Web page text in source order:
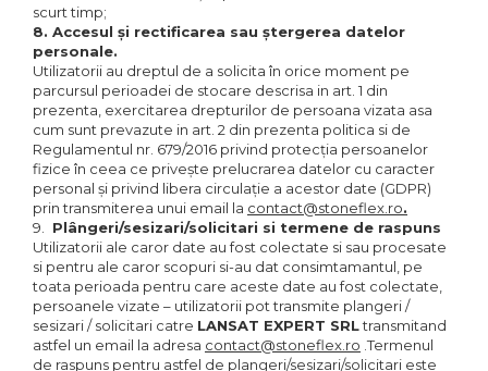
scurt timp;
8. Accesul și rectificarea sau ștergerea datelor
personale.
Utilizatorii au dreptul de a solicita în orice moment pe
parcursul perioadei de stocare descrisa in art. 1 din
prezenta, exercitarea drepturilor de persoana vizata asa
cum sunt prevazute in art. 2 din prezenta politica si de
Regulamentul nr. 679/2016 privind protecția persoanelor
fizice în ceea ce privește prelucrarea datelor cu caracter
personal și privind libera circulație a acestor date (GDPR)
prin transmiterea unui email la contact@stoneflex.ro.
9. Plângeri/sesizari/solicitari si termene de raspuns
Utilizatorii ale caror date au fost colectate si sau procesate
si pentru ale caror scopuri si-au dat consimtamantul, pe
toata perioada pentru care aceste date au fost colectate,
persoanele vizate – utilizatorii pot transmite plangeri /
sesizari / solicitari catre LANSAT EXPERT SRLtransmitand
astfel un email la adresa contact@stoneflex.ro .Termenul
de raspuns pentru astfel de plangeri/sesizari/solicitari este